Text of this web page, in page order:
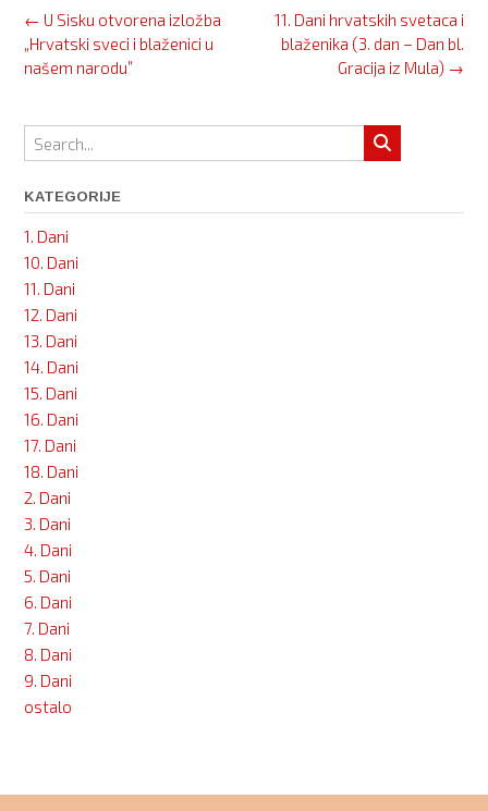
Post
navigation
11. Dani hrvatskih svetaca i
blaženika (3. dan – Dan bl.
Gracija iz Mula) →
← U Sisku otvorena izložba
„Hrvatski sveci i blaženici u
našem narodu”
KATEGORIJE
1. Dani
10. Dani
11. Dani
12. Dani
13. Dani
14. Dani
15. Dani
16. Dani
17. Dani
18. Dani
2. Dani
3. Dani
4. Dani
5. Dani
6. Dani
7. Dani
8. Dani
9. Dani
ostalo